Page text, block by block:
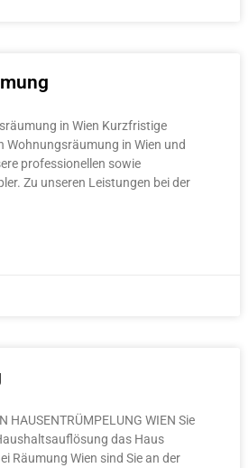
in Wien Kurzfristige
Wohnungsräumung in Wien und
professionellen sowie
Zu unseren Leistungen bei der
HAUSENTRÜMPELUNG WIEN Sie
das Haus
Räumung Wien sind Sie an der